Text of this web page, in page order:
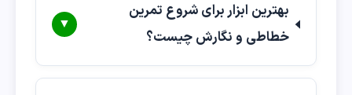
بهترین ابزار برای شروع تمرین
خطاطی و نگارش چیست؟
▼